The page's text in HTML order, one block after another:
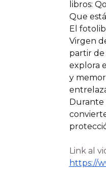
libros:
Que
El
Virgen
partir de
explora
y
Durante
Link al
https://